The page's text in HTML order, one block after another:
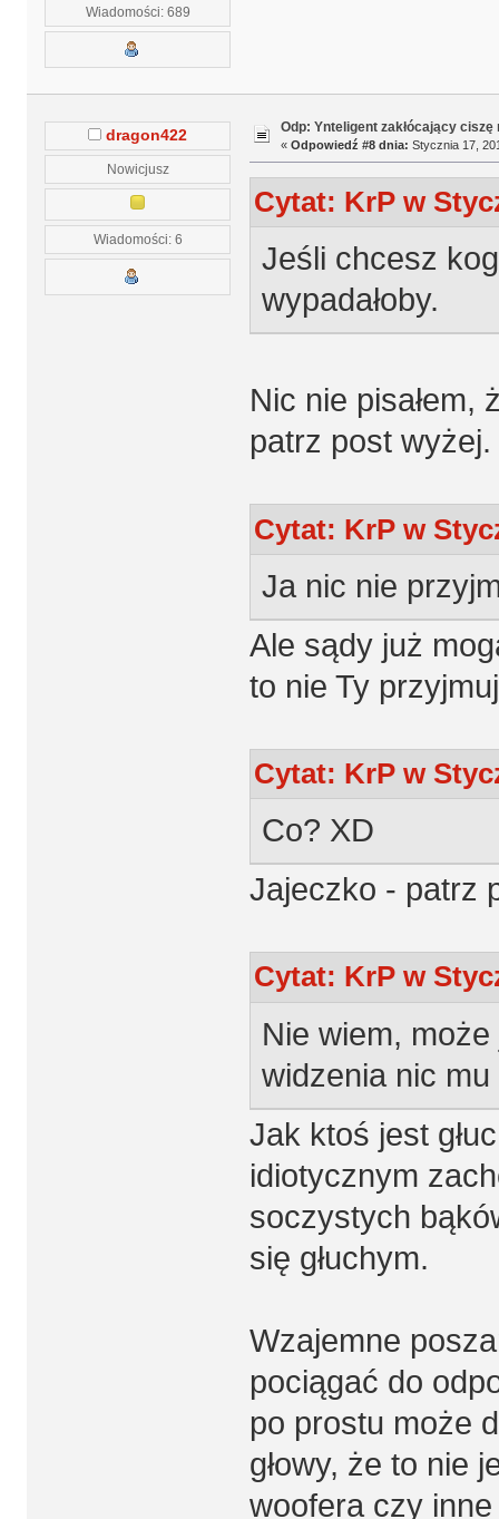
Wiadomości: 689
dragon422
Nowicjusz
Wiadomości: 6
Odp: Ynteligent zakłócający ciszę
« Odpowiedź #8 dnia: Stycznia 17,
Cytat: KrP w
Jeśli chcesz
wypadałoby.
Nic nie pisałem,
patrz post wyżej.
Cytat: KrP w
Ja nic nie
Ale sądy już
to nie Ty
Cytat: KrP w
Co? XD
Jajeczko - patrz
Cytat: KrP w
Nie wiem,
widzenia nic
Jak ktoś jest
idiotycznym
soczystych
się głuchym.
Wzajemne
pociągać do
po prostu może
głowy, że to nie
woofera czy